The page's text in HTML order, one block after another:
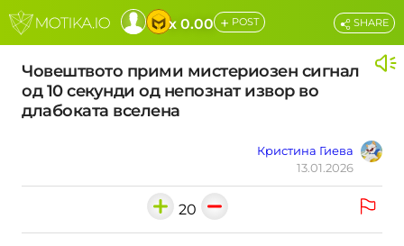
x 0.00 + POST
Човештвото прими мистериозен сигнал
од 10 секунди од непознат извор во
длабоката вселена
Кристина Гиева
13.01.2026
SHARE
20